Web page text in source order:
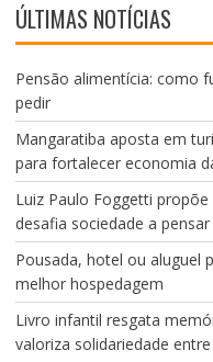
ÚLTIMAS NOTÍCIAS
Pensão alimentícia: como
pedir
Mangaratiba aposta em
para fortalecer economia
Luiz Paulo Foggetti
desafia sociedade a
Pousada, hotel ou aluguel
melhor hospedagem
Livro infantil resgata
valoriza solidariedade